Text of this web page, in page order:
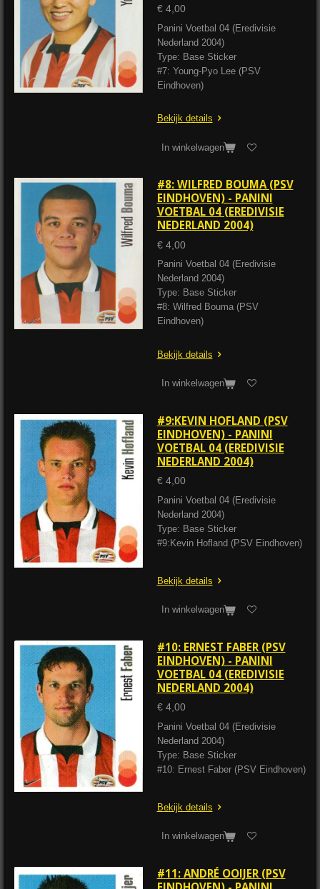
€ 4,00
Panini Voetbal 04 (Eredivisie
Nederland 2004)
Type: Base Sticker
#7: Young-Pyo Lee (PSV
Eindhoven)
Bekijk details
In winkelwagen
#8: WILFRED BOUMA (PSV
EINDHOVEN) - PANINI
VOETBAL 04 (EREDIVISIE
NEDERLAND 2004)
€ 4,00
Panini Voetbal 04 (Eredivisie
Nederland 2004)
Type: Base Sticker
#8: Wilfred Bouma (PSV
Eindhoven)
Bekijk details
In winkelwagen
#9:KEVIN HOFLAND (PSV
EINDHOVEN) - PANINI
VOETBAL 04 (EREDIVISIE
NEDERLAND 2004)
€ 4,00
Panini Voetbal 04 (Eredivisie
Nederland 2004)
Type: Base Sticker
#9:Kevin Hofland (PSV Eindhoven)
Bekijk details
In winkelwagen
#10: ERNEST FABER (PSV
EINDHOVEN) - PANINI
VOETBAL 04 (EREDIVISIE
NEDERLAND 2004)
€ 4,00
Panini Voetbal 04 (Eredivisie
Nederland 2004)
Type: Base Sticker
#10: Ernest Faber (PSV Eindhoven)
Bekijk details
In winkelwagen
#11: ANDRÉ OOIJER (PSV